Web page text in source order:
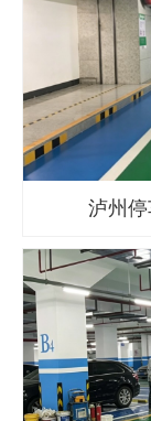
泸州